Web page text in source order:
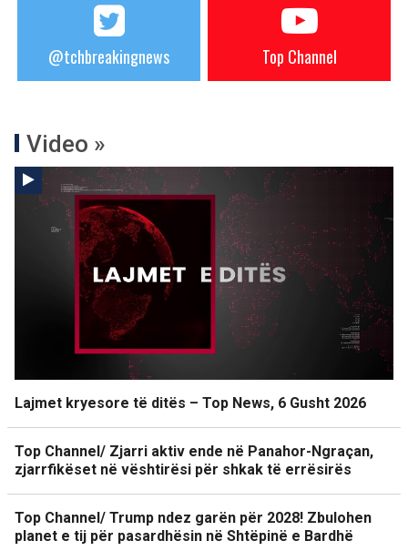
@tchbreakingnews Top Channel
Video »
Lajmet kryesore të ditës – Top News, 6 Gusht 2026
Top Channel/ Zjarri aktiv ende në Panahor-Ngraçan,
zjarrfikëset në vështirësi për shkak të errësirës
Top Channel/ Trump ndez garën për 2028! Zbulohen
planet e tij për pasardhësin në Shtëpinë e Bardhë